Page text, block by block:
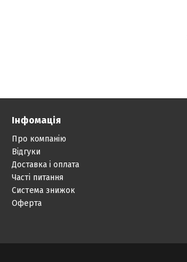
Інфомація
Про компанію
Відгуки
Доставка і оплата
Часті питання
Система знижок
Оферта